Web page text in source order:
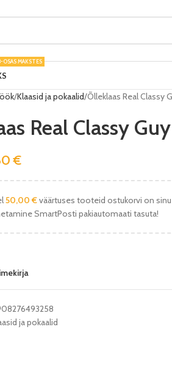
OSAS MAKSTES
Klaasid ja pokaalid Õlleklaas Real Classy
Real Classy
€
50,00 €väärtuses tooteid ostukorvi on
SmartPosti pakiautomaati tasuta!
ja pokaalid